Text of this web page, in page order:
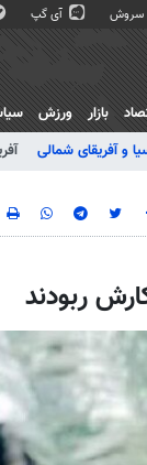
سروش آی گپ
بازار ورزش
و آفریقای شمالی
ربودند